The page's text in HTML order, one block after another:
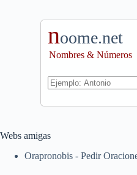
noome.net
Nombres & Números
Webs amigas
Orapronobis - Pedir